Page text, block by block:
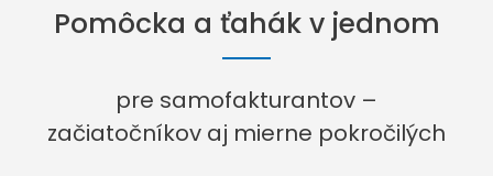
Pomôcka a ťahák v jednom
pre samofakturantov –
začiatočníkov aj mierne pokročilých